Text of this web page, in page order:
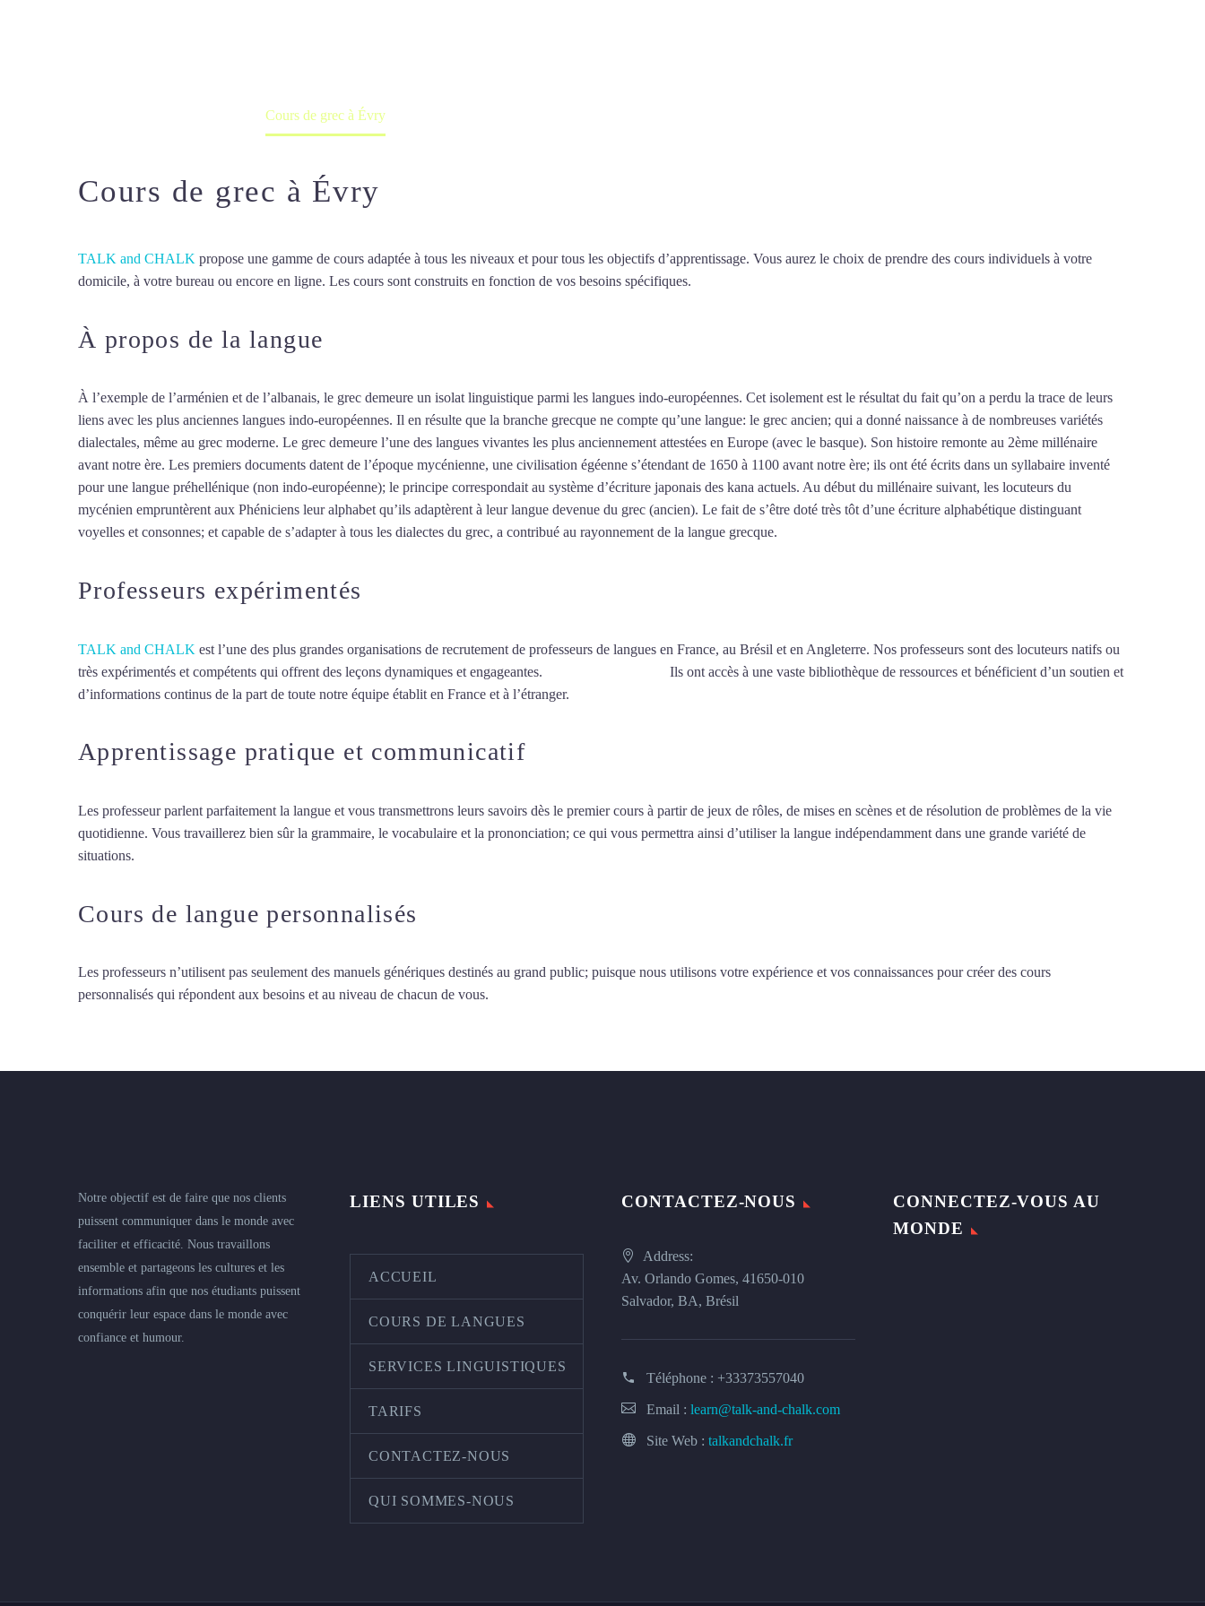
Cours de grec à Évry
Cours de grec à Évry
TALK and CHALK propose une gamme de cours adaptée à tous les niveaux et pour tous les objectifs d’apprentissage. Vous aurez le choix de prendre des cours individuels à votre
domicile, à votre bureau ou encore en ligne. Les cours sont construits en fonction de vos besoins spécifiques.
À propos de la langue
À l’exemple de l’arménien et de l’albanais, le grec demeure un isolat linguistique parmi les langues indo-européennes. Cet isolement est le résultat du fait qu’on a perdu la trace de leurs
liens avec les plus anciennes langues indo-européennes. Il en résulte que la branche grecque ne compte qu’une langue: le grec ancien; qui a donné naissance à de nombreuses variétés
dialectales, même au grec moderne. Le grec demeure l’une des langues vivantes les plus anciennement attestées en Europe (avec le basque). Son histoire remonte au 2ème millénaire
avant notre ère. Les premiers documents datent de l’époque mycénienne, une civilisation égéenne s’étendant de 1650 à 1100 avant notre ère; ils ont été écrits dans un syllabaire inventé
pour une langue préhellénique (non indo-européenne); le principe correspondait au système d’écriture japonais des kana actuels. Au début du millénaire suivant, les locuteurs du
mycénien empruntèrent aux Phéniciens leur alphabet qu’ils adaptèrent à leur langue devenue du grec (ancien). Le fait de s’être doté très tôt d’une écriture alphabétique distinguant
voyelles et consonnes; et capable de s’adapter à tous les dialectes du grec, a contribué au rayonnement de la langue grecque.
Professeurs expérimentés
TALK and CHALK est l’une des plus grandes organisations de recrutement de professeurs de langues en France, au Brésil et en Angleterre. Nos professeurs sont des locuteurs natifs ou
très expérimentés et compétents qui offrent des leçons dynamiques et engageantes.
Ils ont accès à une vaste bibliothèque de ressources et bénéficient d’un soutien et
d’informations continus de la part de toute notre équipe établit en France et à l’étranger.
Apprentissage pratique et communicatif
Les professeur parlent parfaitement la langue et vous transmettrons leurs savoirs dès le premier cours à partir de jeux de rôles, de mises en scènes et de résolution de problèmes de la vie
quotidienne. Vous travaillerez bien sûr la grammaire, le vocabulaire et la prononciation; ce qui vous permettra ainsi d’utiliser la langue indépendamment dans une grande variété de
situations.
Cours de langue personnalisés
Les professeurs n’utilisent pas seulement des manuels génériques destinés au grand public; puisque nous utilisons votre expérience et vos connaissances pour créer des cours
personnalisés qui répondent aux besoins et au niveau de chacun de vous.
Notre objectif est de faire que nos clients
puissent communiquer dans le monde avec
faciliter et efficacité. Nous travaillons
ensemble et partageons les cultures et les
informations afin que nos étudiants puissent
conquérir leur espace dans le monde avec
confiance et humour.
LIENS UTILES
ACCUEIL
COURS DE LANGUES
SERVICES LINGUISTIQUES
TARIFS
CONTACTEZ-NOUS
QUI SOMMES-NOUS
CONTACTEZ-NOUS
Address:
Av. Orlando Gomes, 41650-010
Salvador, BA, Brésil
Téléphone : +33373557040
Email : learn@talk-and-chalk.com
Site Web : talkandchalk.fr
CONNECTEZ-VOUS AU
MONDE